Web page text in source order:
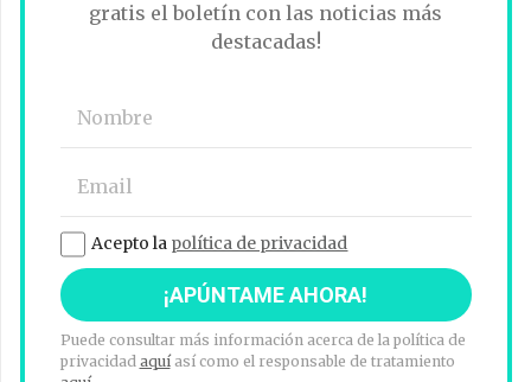
gratis el boletín con las noticias más
destacadas!
Acepto la política de privacidad
Puede consultar más información acerca de la política de
privacidad aquíasí como el responsable de tratamiento